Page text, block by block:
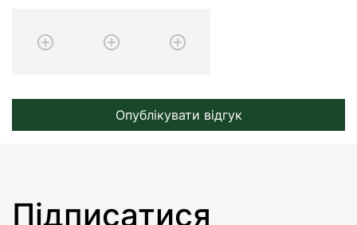
Опублікувати відгук
Підписатися